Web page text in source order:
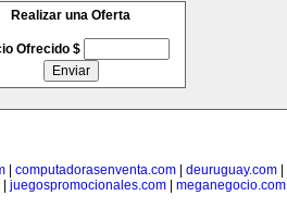
Realizar una Oferta
Ofrecido $
computadorasenventa.com deuruguay.com
juegospromocionales.com meganegocio.com